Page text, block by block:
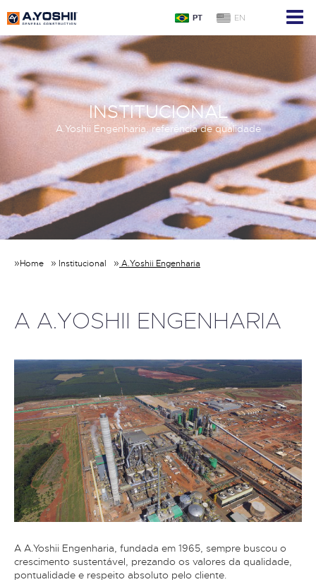
PT EN
INSTITUCIONAL
A.Yoshii Engenharia, referência de qualidade
Home Institucional A.Yoshii Engenharia
A A.YOSHII ENGENHARIA
A A.Yoshii Engenharia, fundada em 1965, sempre buscou o
crescimento sustentável, prezando os valores da qualidade,
pontualidade e respeito absoluto pelo cliente.